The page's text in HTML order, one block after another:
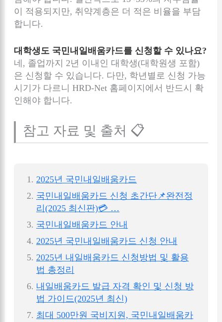
이 적용되지만, 취약계층은 더 적은 비율을 부담
합니다.
대학생도 국민내일배움카드를 신청할 수 있나요?
네, 졸업까지 2년 이내인 대학생(대학원생 포함)
은 신청할 수 있습니다. 다만, 학년별로 신청 가능
시기가 다르니 HRD-Net 홈페이지에서 반드시 확
인해야 합니다.
참고 자료 및 출처 📋
2025년 국민내일배움카드
국민내일배움카드 신청 초간단📌완전정
리(2025 최신판)💳 …
국민내일배움카드 안내
2025년 국민내일배움카드 신청 안내
2025년 내일배움카드 신청방법 및 활용
법 총정리
내일배움카드 발급 자격 확인 및 신청 방
법 가이드(2025년 최신)
최대 500만원 국비지원, 국민내일배움카